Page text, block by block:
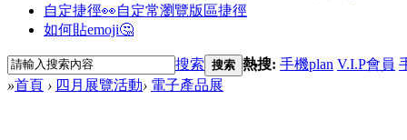
自定捷徑👀自定常瀏覽版區捷徑
如何貼emoji🤔
搜索 搜索 熱搜: 手機plan V.I.P會員
»首頁 › 四月展覽活動› 電子產品展